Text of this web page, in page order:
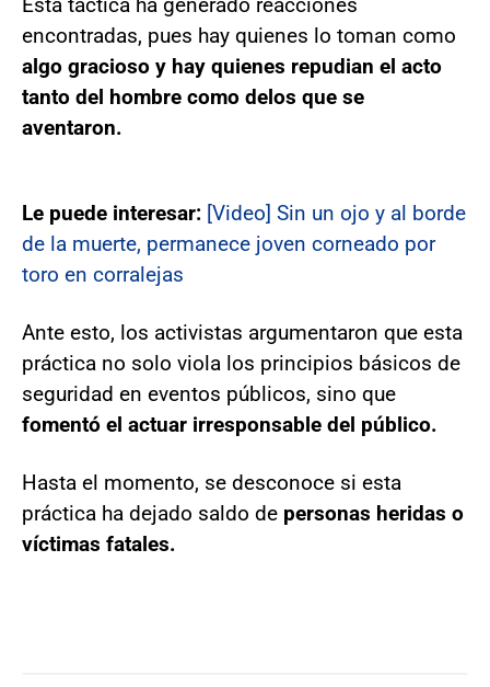
encontradas, pues hay quienes lo toman como
algo gracioso y hay quienes repudian el acto
tanto del hombre como delos que se
aventaron.
Le puede interesar: [Video] Sin un ojo y al borde
de la muerte, permanece joven corneado por
toro en corralejas
Ante esto, los activistas argumentaron que esta
práctica no solo viola los principios básicos de
seguridad en eventos públicos, sino que
fomentó el actuar irresponsable del público.
Hasta el momento, se desconoce si esta
práctica ha dejado saldo de personas heridas o
víctimas fatales.